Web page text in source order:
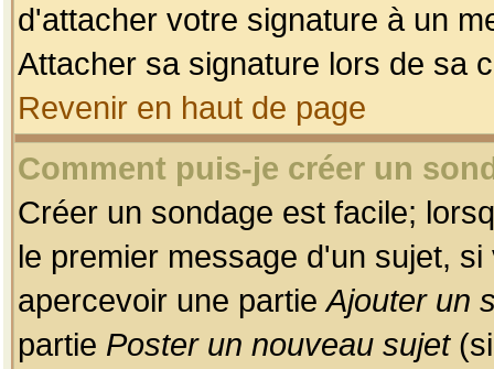
d'attacher votre signature à un
Attacher sa signature lors de sa
Revenir en haut de page
Comment puis-je créer un
Créer un sondage est facile;
le premier message d'un sujet,
apercevoir une partieAjouter un
partie Poster un nouveau sujet(si